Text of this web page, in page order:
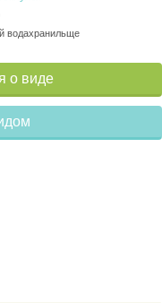
водахранильще
о виде